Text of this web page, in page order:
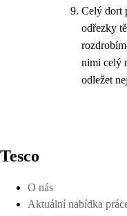
Celý dort
odřezky
nimi celý
odležet
Tesco
O nás
Aktuální nabídka